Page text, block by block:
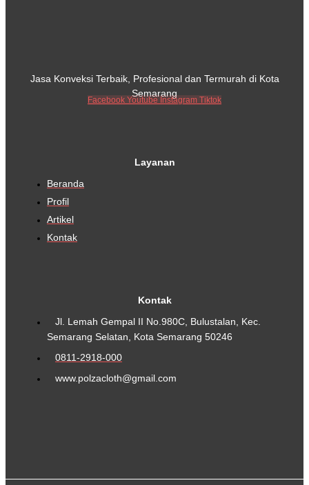
Jasa Konveksi Terbaik, Profesional dan Termurah di Kota
Semarang
Facebook Youtube Instagram Tiktok
Layanan
Beranda
Profil
Artikel
Kontak
Kontak
Jl. Lemah Gempal II No.980C, Bulustalan, Kec.
Semarang Selatan, Kota Semarang 50246
0811-2918-000
www.polzacloth@gmail.com